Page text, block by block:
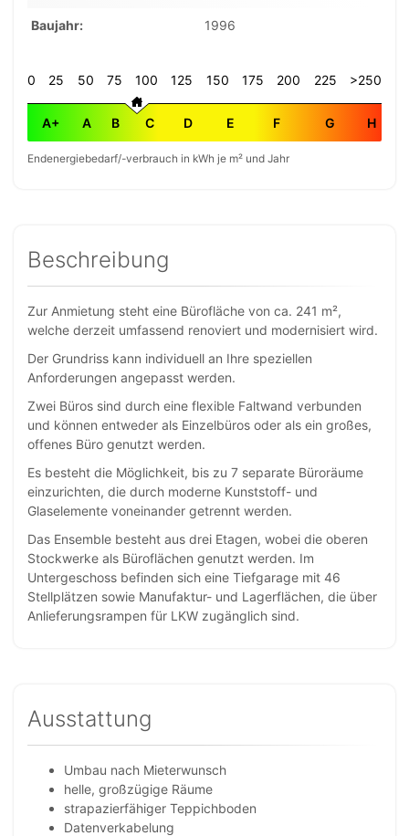
Baujahr 1996
0 25 50 75 100 125 150 175 200 225 >250
A+ A B C D E F G H
Endenergiebedarf/-verbrauch in kWh je m² und Jahr
Beschreibung
Zur Anmietung steht eine Bürofläche von ca. 241 m²,
welche derzeit umfassend renoviert und modernisiert wird.
Der Grundriss kann individuell an Ihre speziellen
Anforderungen angepasst werden.
Zwei Büros sind durch eine flexible Faltwand verbunden
und können entweder als Einzelbüros oder als ein großes,
offenes Büro genutzt werden.
Es besteht die Möglichkeit, bis zu 7 separate Büroräume
einzurichten, die durch moderne Kunststoff- und
Glaselemente voneinander getrennt werden.
Das Ensemble besteht aus drei Etagen, wobei die oberen
Stockwerke als Büroflächen genutzt werden. Im
Untergeschoss befinden sich eine Tiefgarage mit 46
Stellplätzen sowie Manufaktur- und Lagerflächen, die über
Anlieferungsrampen für LKW zugänglich sind.
Ausstattung
Umbau nach Mieterwunsch
helle, großzügige Räume
strapazierfähiger Teppichboden
Datenverkabelung